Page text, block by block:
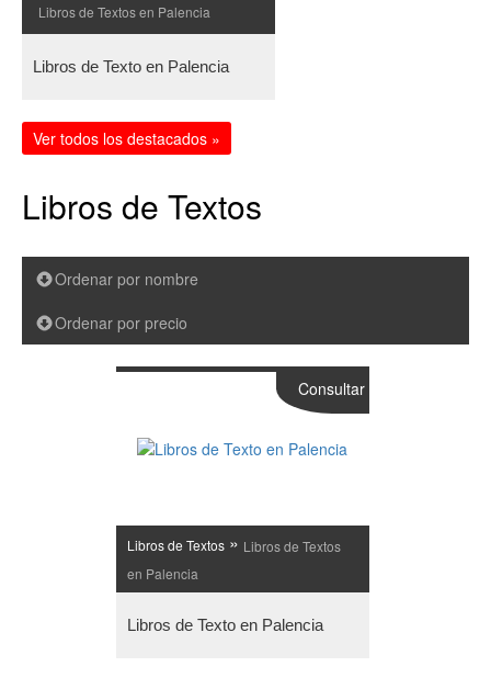
Libros de Textos en Palencia
Libros de Texto en Palencia
Ver todos los destacados »
Libros de Textos
Ordenar por nombre
Ordenar por precio
Libros de Textos» Libros de Textos
en Palencia
Libros de Texto en Palencia
Consultar